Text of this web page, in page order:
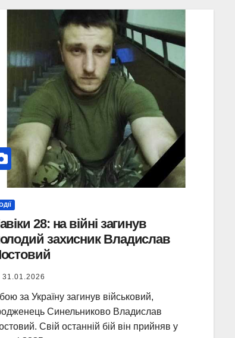
28: на війні загинув
захисник Владислав
31.01.2026
за Україну загинув військовий,
Синельниково Владислав
Свій останній бій він прийняв у